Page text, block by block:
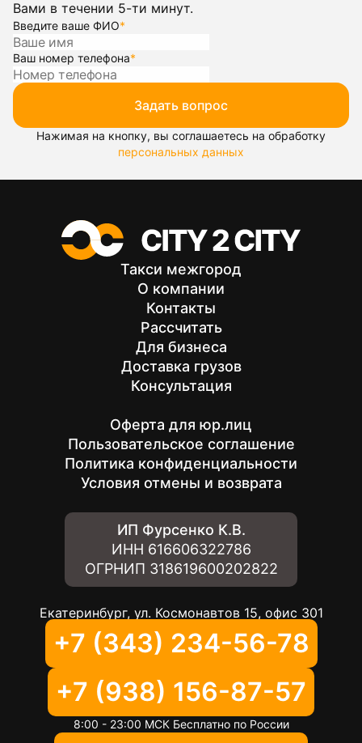
Вами в течении 5-ти минут.
Введите ваше ФИО*
Ваш номер телефона*
Задать вопрос
Нажимая на кнопку, вы соглашаетесь на обработку
персональных данных
Такси межгород
О компании
Контакты
Рассчитать
Для бизнеса
Доставка грузов
Консультация
Оферта для юр.лиц
Пользовательское соглашение
Политика конфиденциальности
Условия отмены и возврата
ИП Фурсенко К.В.
ИНН 616606322786
ОГРНИП 318619600202822
Екатеринбург, ул. Космонавтов 15, офис 301
+7 (343) 234-56-78
+7 (938) 156-87-57
8:00 - 23:00 МСК Бесплатно по России